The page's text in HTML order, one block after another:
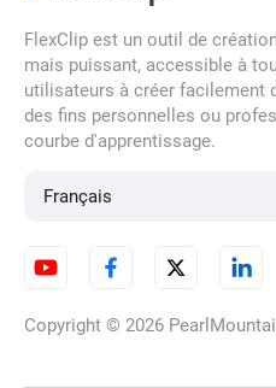
Convertir une
Ajouter de la
FlexClip est un outil de
mais puissant, accessible à
utilisateurs à créer facilement
des fins personnelles ou
courbe d'apprentissage.
Français
Copyright © 2026